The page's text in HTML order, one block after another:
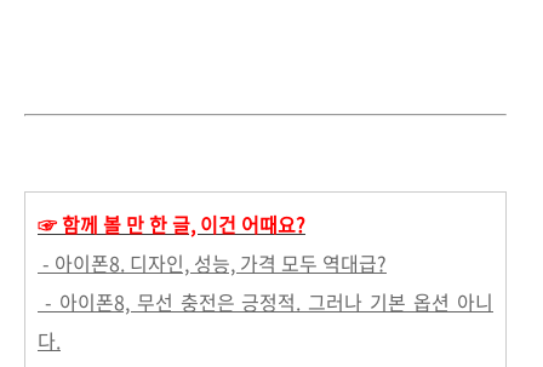
☞ 함께 볼 만 한 글, 이건 어때요?
- 아이폰8. 디자인, 성능, 가격 모두 역대급?
- 아이폰8, 무선 충전은 긍정적. 그러나 기본 옵션 아니
다.